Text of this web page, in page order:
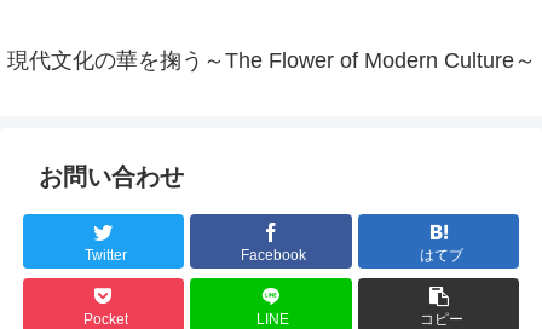
現代文化の華を掬う～The Flower of Modern Culture～
お問い合わせ
Twitter Facebook はてブ
Pocket LINE コピー